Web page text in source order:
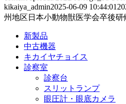
kikaiya_admin2025-06-09 10:44:01
州地区日本小動物獣医学会卒後
新製品
中古機器
キカイヤチョイス
診察室
診察台
スリットランプ
眼圧計・眼底カメラ